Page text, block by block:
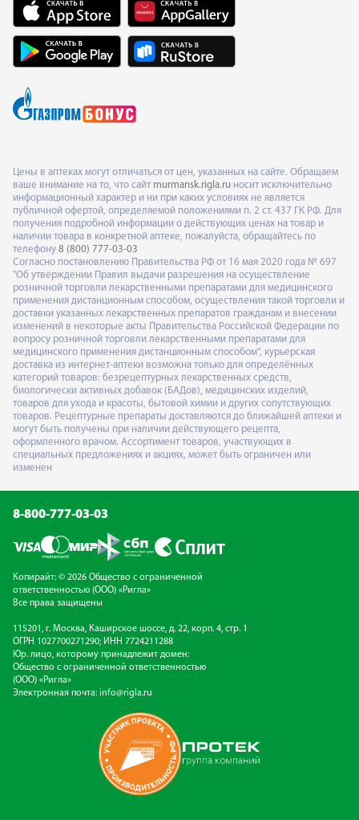
Цены в аптеках могут отличаться от цен, указанных на сайте. Обращаем
ваше внимание на то, что сайт murmansk.rigla.ru носит исключительно
информационный характер и ни при каких условиях не является
публичной офертой, определяемой положениями п. 2 ст. 437 ГК РФ. Для
получения подробной информации о действующих ценах на товар и
наличии товара в конкретной аптеке, пожалуйста, обращайтесь по
телефону 8 (800) 777-03-03
Согласно постановлению Правительства РФ от 16 мая 2020 года № 697
"Об утверждении Правил выдачи разрешения на осуществление
розничной торговли лекарственными препаратами для медицинского
применения дистанционным способом, осуществления такой торговли и
доставки указанных лекарственных препаратов гражданам и внесении
изменений в некоторые акты Правительства Российской Федерации по
вопросу розничной торговли лекарственными препаратами для
медицинского применения дистанционным способом", курьерская
доставка из интернет-аптеки возможна только для определённых
категорий товаров: безрецептурных лекарственных средств,
биологически активных добавок (БАДов), медицинских изделий,
товаров для ухода и красоты, бытовой химии и других сопутствующих
товаров. Рецептурные препараты доставляются до ближайшей аптеки и
могут быть получены при наличии действующего рецепта,
оформленного врачом. Ассортимент товаров, участвующих в
специальных предложениях и акциях, может быть ограничен или
изменен
8-800-777-03-03
Копирайт: © 2026 Общество с ограниченной
ответственностью (ООО) «Ригла»
Все права защищены
115201, г. Москва, Каширское шоссе, д. 22, корп. 4, стр. 1
ОГРН 1027700271290; ИНН 7724211288
Юр. лицо, которому принадлежит домен:
Общество с ограниченной ответственностью
(ООО) «Ригла»
Электронная почта: info@rigla.ru